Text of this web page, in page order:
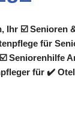
Ihr ☑️ Senioren
für
Seniorenhilfe
für ✔️